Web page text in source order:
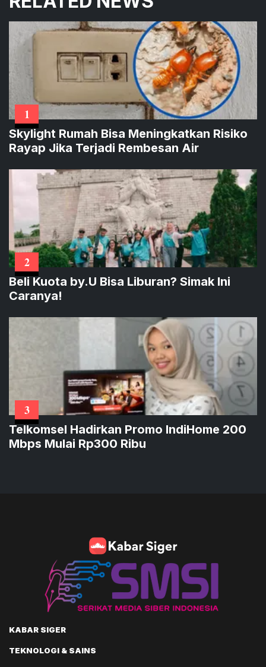
1
Skylight Rumah Bisa Meningkatkan Risiko
Rayap Jika Terjadi Rembesan Air
2
Beli Kuota by.U Bisa Liburan? Simak Ini
Caranya!
3
Telkomsel Hadirkan Promo IndiHome 200
Mbps Mulai Rp300 Ribu
KABAR SIGER
TEKNOLOGI & SAINS